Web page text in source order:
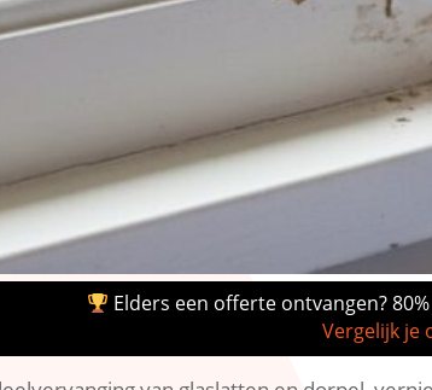
Elders een offerte ontvangen?
Vergelijk je